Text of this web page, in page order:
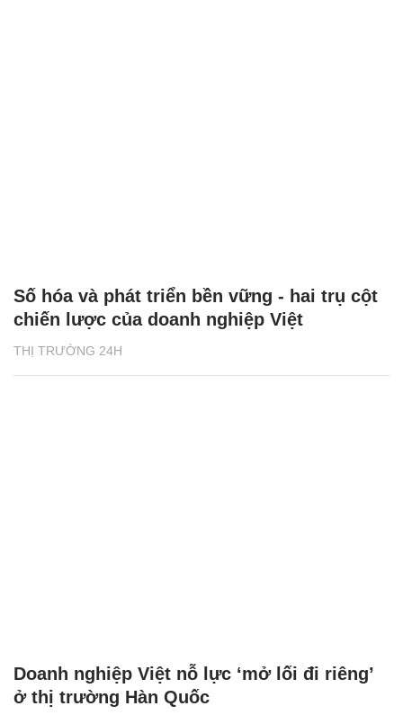
THỊ TRƯỜNG 24H
Số hóa và phát triển bền vững - hai trụ cột
chiến lược của doanh nghiệp Việt
Doanh nghiệp Việt nỗ lực ‘mở lối đi riêng’
ở thị trường Hàn Quốc